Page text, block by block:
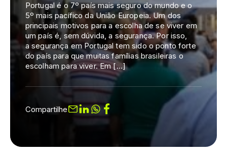
Portugal é o 7º país mais seguro do mundo e o
5º mais pacífico da União Europeia. Um dos
principais motivos para a escolha de se viver em
um país é, sem dúvida, a segurança. Por isso,
a segurança em Portugal tem sido o ponto forte
do país para que muitas famílias brasileiras o
escolham para viver. Em […]
Compartilhe